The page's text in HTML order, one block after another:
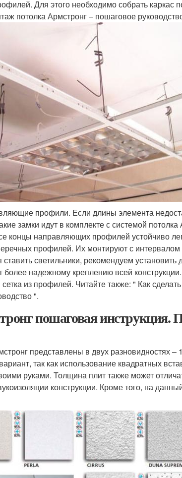
Для этого необходимо собрать каркас
потолка Армстронг – пошаговое
профили. Если длины элемента
замки идут в комплекте с системой потолка
концы направляющих профилей устойчиво
профилей. Их монтируют с интервалом
ставить светильники, рекомендуем
надежному креплению всей конструкции.
из профилей. Читайте также: " Как
".
пошаговая инструкция.
представлены в двух разновидностях
так как использование квадратных
руками. Толщина плит также может
конструкции. Кроме того, на